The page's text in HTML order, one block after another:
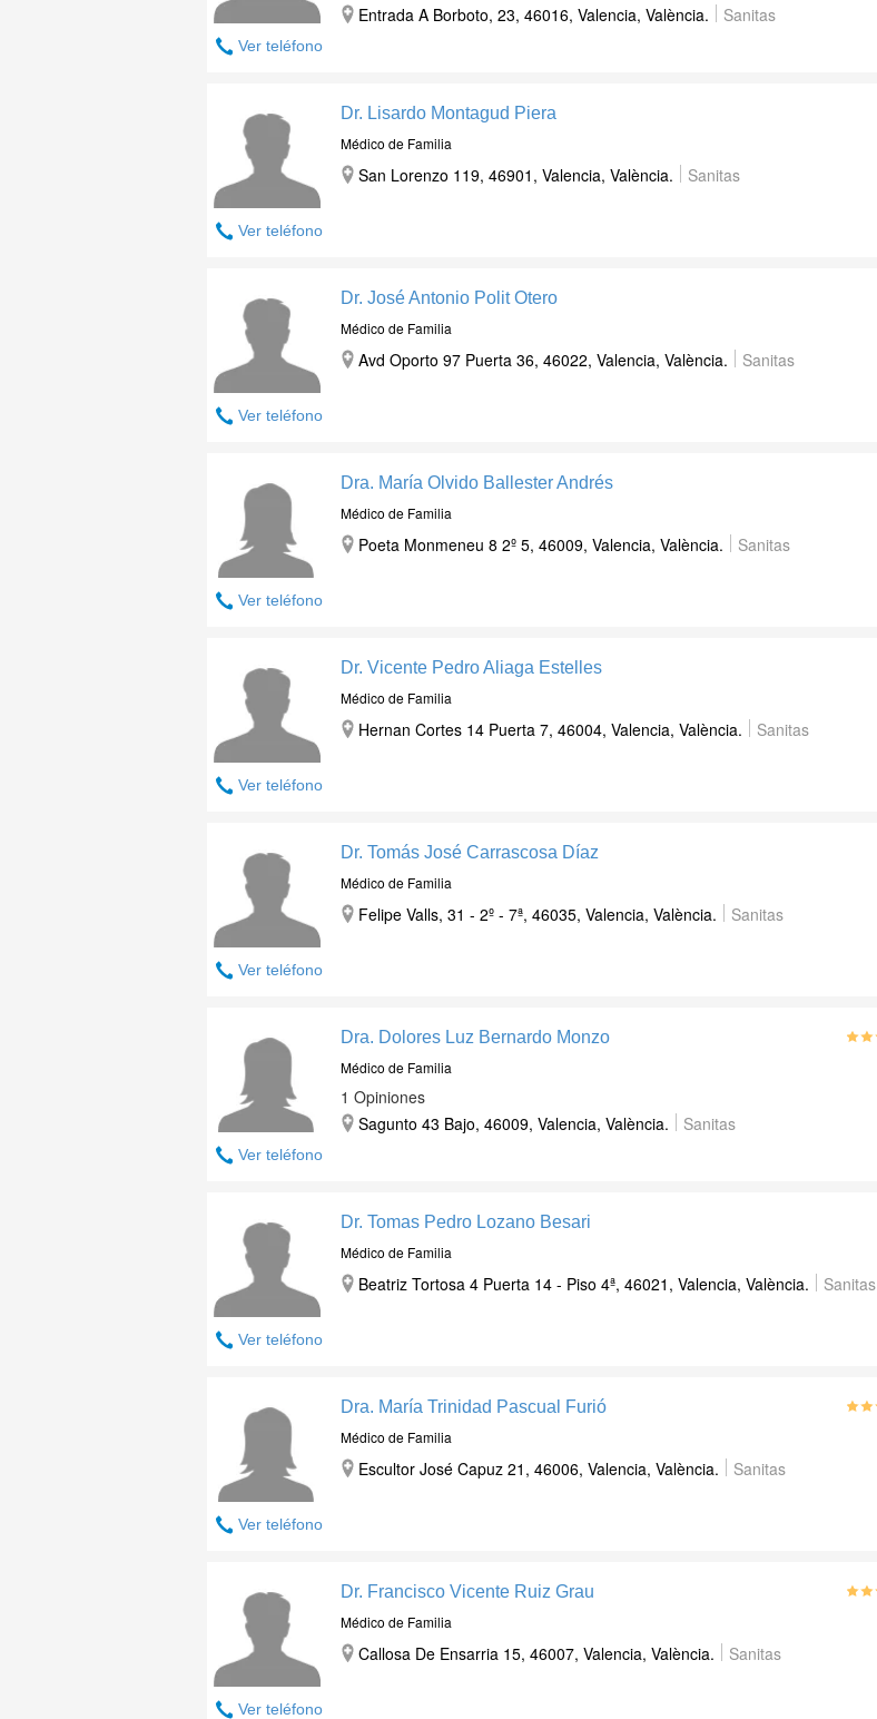
Ver teléfono
Entrada A Borboto, 23, 46016, Valencia, València.
Sanitas
Ver teléfono
Dr. Lisardo Montagud Piera
Médico de Familia
San Lorenzo 119, 46901, Valencia, València. Sanitas
Ver teléfono
Dr. José Antonio Polit Otero
Médico de Familia
Avd Oporto 97 Puerta 36, 46022, Valencia, València. Sanitas
Ver teléfono
Dra. María Olvido Ballester Andrés
Médico de Familia
Poeta Monmeneu 8 2º 5, 46009, Valencia, València. Sanitas
Ver teléfono
Dr. Vicente Pedro Aliaga Estelles
Médico de Familia
Hernan Cortes 14 Puerta 7, 46004, Valencia, València. Sanitas
Ver teléfono
Dr. Tomás José Carrascosa Díaz
Médico de Familia
Felipe Valls, 31 - 2º - 7ª, 46035, Valencia, València. Sanitas
Ver teléfono
Dra. Dolores Luz Bernardo Monzo
Médico de Familia
1 Opiniones
Sagunto 43 Bajo, 46009, Valencia, València.
Sanitas
Ver teléfono
Dr. Tomas Pedro Lozano Besari
Médico de Familia
Beatriz Tortosa 4 Puerta 14 - Piso 4ª, 46021, Valencia, València. Sanitas
Ver teléfono
Dra. María Trinidad Pascual Furió
Médico de Familia
Escultor José Capuz 21, 46006, Valencia, València. Sanitas
Ver teléfono
Dr. Francisco Vicente Ruiz Grau
Médico de Familia
Callosa De Ensarria 15, 46007, Valencia, València. Sanitas